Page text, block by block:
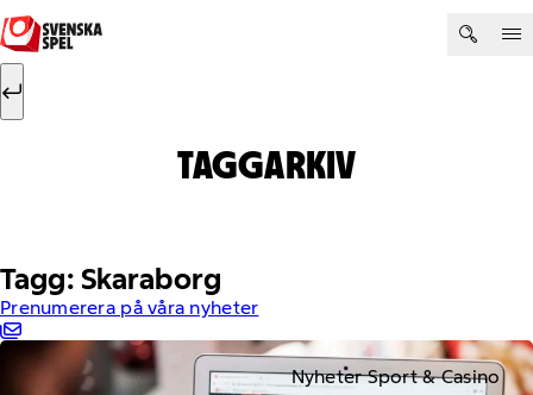
Hoppa till innehåll
Sök efter:
TAGGARKIV
Tagg: Skaraborg
Prenumerera på våra nyheter
Nyheter Sport & Casino